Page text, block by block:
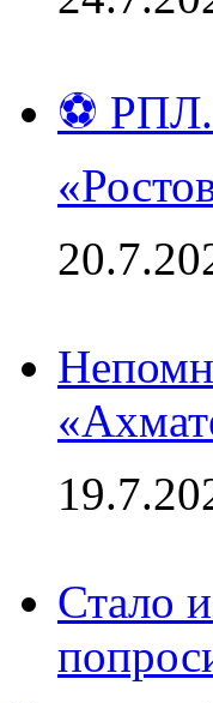
⚽ РПЛ.
Стало